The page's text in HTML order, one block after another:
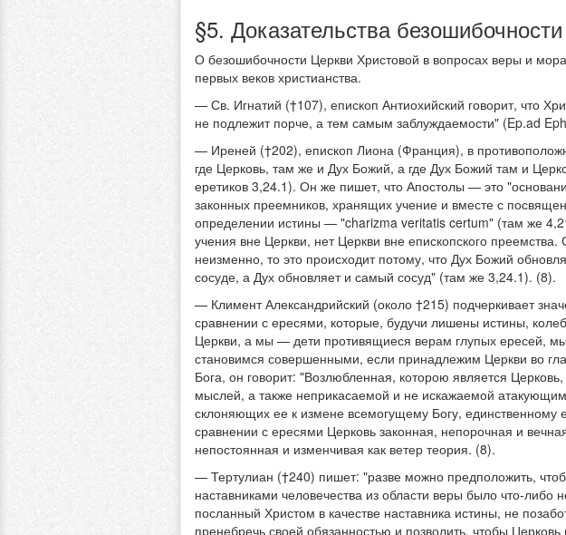
§5. Доказательства
О безошибочности Церкви Христовой в вопросах веры и
первых веков христианства.
— Св. Игнатий (†107), епископ Антиохийский говорит, что
не подлежит порче, а тем самым заблуждаемости" (Ep.ad
— Иреней (†202), епископ Лиона (Франция), в
где Церковь, там же и Дух Божий, а где Дух Божий там и
еретиков 3,24.1). Он же пишет, что Апостолы — это
законных преемников, хранящих учение и вместе с
определении истины — "charizma veritatis certum" (там же
учения вне Церкви, нет Церкви вне епископского
неизменно, то это происходит потому, что Дух Божий
сосуде, а Дух обновляет и самый сосуд" (там же 3,24.1). (8).
— Климент Александрийский (около †215) подчеркивает
сравнении с ересями, которые, будучи лишены истины,
Церкви, а мы — дети противящиеся верам глупых ересей,
становимся совершенными, если принадлежим Церкви во
Бога, он говорит: "Возлюбленная, которою является
мыслей, а также неприкасаемой и не искажаемой
склоняющих ее к измене всемогущему Богу,
сравнении с ересями Церковь законная, непорочная и
непостоянная и изменчивая как ветер теория. (8).
— Тертулиан (†240) пишет: "разве можно предположить,
наставниками человечества из области веры было что-либо
посланный Христом в качестве наставника истины, не
пренебречь своей обязанностью и позволить, чтобы